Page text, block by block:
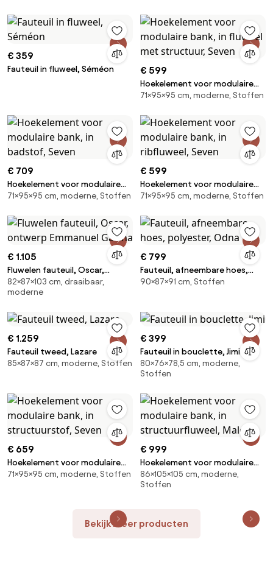
€ 359
Fauteuil in fluweel, Séméon € 599
Hoekelement voor modulaire
bank, in fluweel met structuur,
71×95×95 cm, moderne, Stoffen
€ 709
Hoekelement voor modulaire
bank, in badstof, Seven
71×95×95 cm, moderne, Stoffen
€ 599
Hoekelement voor modulaire
bank, in ribfluweel, Seven
71×95×95 cm, moderne, Stoffen
€ 1.105
Fluwelen fauteuil, Oscar,
ontwerp Emmanuel Gallina
82×87×103 cm, draaibaar,
moderne
€ 799
Fauteuil, afneembare hoes,
polyester, Odna
90×87×91 cm, Stoffen
€ 1.259
Fauteuil tweed, Lazare
85×87×87 cm, moderne, Stoffen
€ 399
Fauteuil in bouclette, Jimi
80×76×78,5 cm, moderne,
Stoffen
€ 659
Hoekelement voor modulaire
bank, in structuurstof, Seven
71×95×95 cm, moderne, Stoffen
€ 999
Hoekelement voor modulaire
bank, in structuurfluweel, Malo
86×105×105 cm, moderne,
Stoffen
Bekijk meer producten